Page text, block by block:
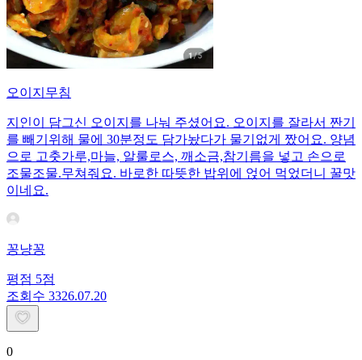
오이지무침
지인이 담그신 오이지를 나눠 주셨어요. 오이지를 잘라서 짠기
를 빼기위해 물에 30분정도 담가놨다가 물기없게 짰어요. 양념
으로 고춧가루,마늘, 알룰로스, 깨소금,참기름을 넣고 손으로
조물조물.무쳐줘요. 바로한 따뜻한 밥위에 얹어 먹었더니 꿀맛
이네요.
꽁냥꽁
평점 5점
조회수 3326.07.20
0